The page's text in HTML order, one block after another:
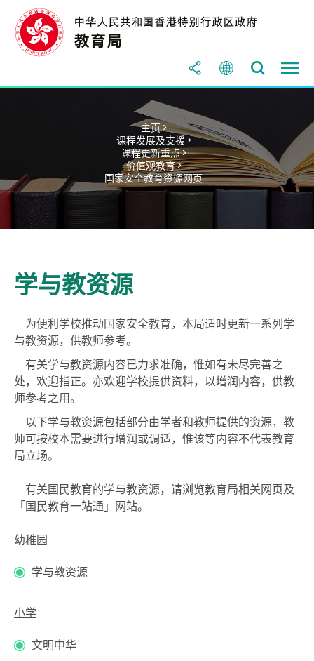
主页 >
课程发展及支援 >
课程更新重点 >
价值观教育 >
国家安全教育资源网页
学与教资源
为便利学校推动国家安全教育，本局适时更新一系列学
与教资源，供教师参考。
有关学与教资源内容已力求准确，惟如有未尽完善之
处，欢迎指正。亦欢迎学校提供资料，以增润内容，供教
师参考之用。
以下学与教资源包括部分由学者和教师提供的资源，教
师可按校本需要进行增润或调适，惟该等内容不代表教育
局立场。
有关国民教育的学与教资源，请浏览教育局相关网页及
「国民教育一站通」网站。
幼稚园
学与教资源
小学
文明中华